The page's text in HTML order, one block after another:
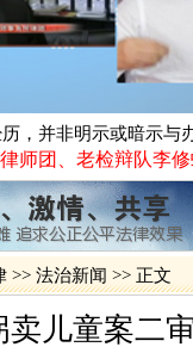
，并非明示或暗示
师团、老检辩队李
>> 法治新闻 >> 正文
卖儿童案二